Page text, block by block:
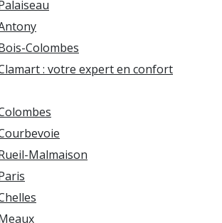
Colombes
: votre expert en confort
Malmaison